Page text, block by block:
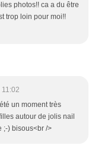
photos!! ca a du être
trop loin pour moi!!
un moment très
autour de jolis nail
;-) bisous<br />